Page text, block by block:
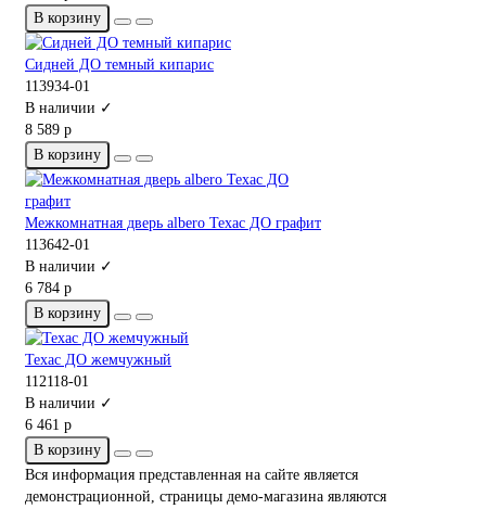
В корзину
Сидней ДО темный кипарис
113934-01
В наличии ✓
8 589 р
В корзину
Межкомнатная дверь albero Техас ДО графит
113642-01
В наличии ✓
6 784 р
В корзину
Техас ДО жемчужный
112118-01
В наличии ✓
6 461 р
В корзину
Вся информация представленная на сайте является
демонстрационной, страницы демо-магазина являются